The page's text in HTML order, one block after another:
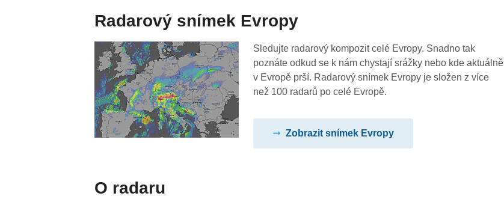
14:15
14:05
13:55
Radarový snímek Evropy
Sledujte radarový kompozit celé Evropy. Snadno tak
poznáte odkud se k nám chystají srážky nebo kde aktuálně
v Evropě prší. Radarový snímek Evropy je složen z více
než 100 radarů po celé Evropě.
Zobrazit snímek Evropy
O radaru